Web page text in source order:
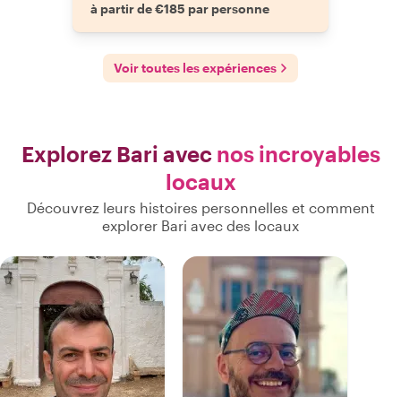
à partir de €185 par personne
Voir toutes les expériences
Explorez Bari avec nos incroyables
locaux
Découvrez leurs histoires personnelles et comment
explorer Bari avec des locaux